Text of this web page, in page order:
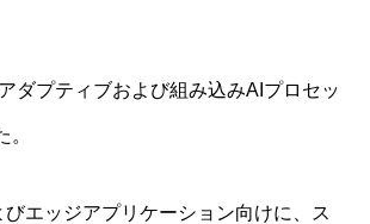
ダプティブおよび組み込みAIプロセッ
びエッジアプリケーション向けに、ス